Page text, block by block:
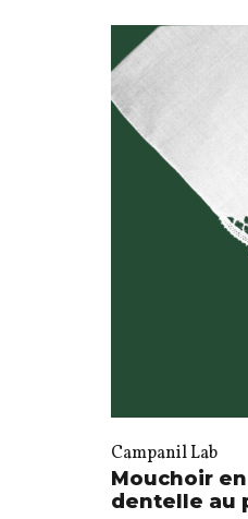
Campanil Lab
Mouchoir
dentelle au